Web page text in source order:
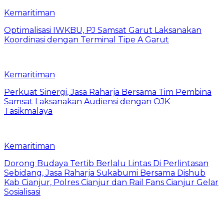
Kemaritiman
Optimalisasi IWKBU, PJ Samsat Garut Laksanakan
Koordinasi dengan Terminal Tipe A Garut
Kemaritiman
Perkuat Sinergi, Jasa Raharja Bersama Tim Pembina
Samsat Laksanakan Audiensi dengan OJK
Tasikmalaya
Kemaritiman
Dorong Budaya Tertib Berlalu Lintas Di Perlintasan
Sebidang, Jasa Raharja Sukabumi Bersama Dishub
Kab Cianjur, Polres Cianjur dan Rail Fans Cianjur Gelar
Sosialisasi